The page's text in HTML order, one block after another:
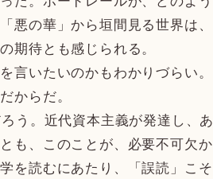
の華」から垣間見る世界は、
期待とも感じられる。
いたいのかもわかりづらい。
からだ。
う。近代資本主義が発達し、あ
も、このことが、必要不可欠か
を読むにあたり、「誤読」こそ